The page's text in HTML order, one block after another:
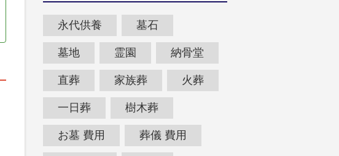
永代供養 墓石
墓地 霊園 納骨堂
直葬 家族葬 火葬
一日葬 樹木葬
お墓 費用 葬儀 費用